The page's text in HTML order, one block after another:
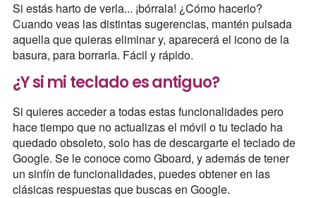
Si estás harto de verla... ¡bórrala! ¿Cómo hacerlo?
Cuando veas las distintas sugerencias, mantén pulsada
aquella que quieras eliminar y, aparecerá el icono de la
basura, para borrarla. Fácil y rápido.
¿Y si mi teclado es antiguo?
Si quieres acceder a todas estas funcionalidades pero
hace tiempo que no actualizas el móvil o tu teclado ha
quedado obsoleto, solo has de descargarte el teclado de
Google. Se le conoce como Gboard, y además de tener
un sinfín de funcionalidades, puedes obtener en las
clásicas respuestas que buscas en Google.